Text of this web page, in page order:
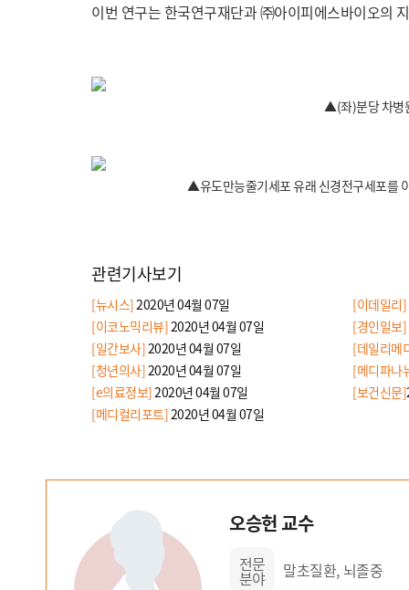
이번 연구는 한국연구재단과 ㈜아이피에스바이오의
▲(좌)분당 차병
▲유도만능줄기세포 유래 신경전구세포를
관련기사보기
[뉴시스]2020년 04월 07일 [이데일리]
[이코노믹리뷰]2020년 04월 07일 [경인일보]
[일간보사]2020년 04월 07일
[데일리메
[청년의사]2020년 04월 07일
[메디파나
[e의료정보]2020년 04월 07일 [보건신문]
[메디컬리포트]2020년 04월 07일
오승헌 교수
전문
분야 말초질환, 뇌졸중